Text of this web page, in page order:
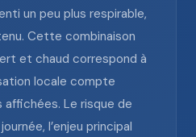
un peu plus respirable,
Cette combinaison
et chaud correspond à
locale compte
Le risque de
l’enjeu principal